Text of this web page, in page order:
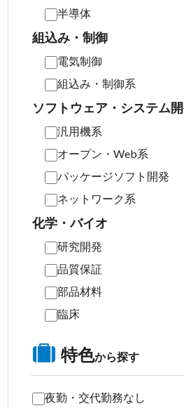
半導体
組込み・制御
電気制御
組込み・制御系
ソフトウェア・システム
汎用機系
オープン・Web系
パッケージソフト開発
ネットワーク系
化学・バイオ
研究開発
品質保証
部品材料
臨床
特色から探す
夜勤・交代勤務なし